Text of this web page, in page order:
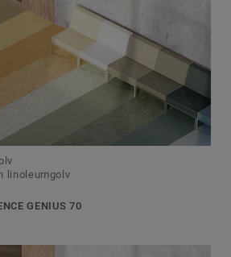
linoleumgolv
GENIUS 70